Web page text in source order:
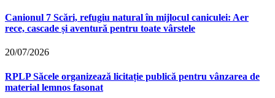
Canionul 7 Scări, refugiu natural în mijlocul caniculei: Aer
rece, cascade și aventură pentru toate vârstele
20/07/2026
RPLP Săcele organizează licitație publică pentru vânzarea de
material lemnos fasonat